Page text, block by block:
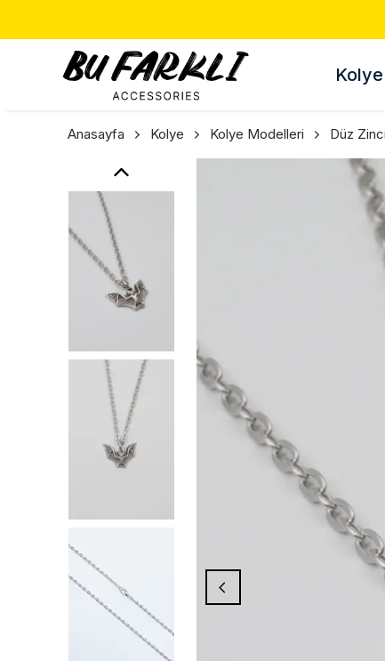
Kolye
Anasayfa Kolye Kolye Modelleri Düz